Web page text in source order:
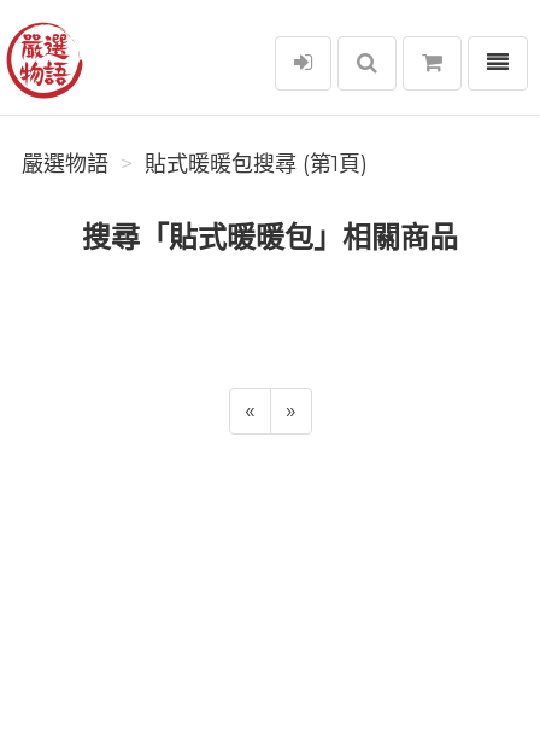
嚴選物語
選單
嚴選物語 貼式暖暖包搜尋 (第1頁)
搜尋「貼式暖暖包」相關商品
« »